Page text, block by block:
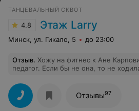
комплекса? - занятия аэробикой и
детские тренировки в одно время…
остальным получается только 2
4 человека. Ужас…
ТАНЦЕВАЛЬНЫЙ СКВОТ
4.8 Этаж Larry
Минск, ул. Гикало, 5 до 23:00
Отзыв. Хожу на фитнес к Ане
педагог. Если бы не она, то не
там постоянно огромнейшее
особенно детей и найти уголочек
порой, невозможно. Свободные
приходится тоскать все вещи в зал,
Отзывы97